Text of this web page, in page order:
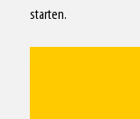
starten.